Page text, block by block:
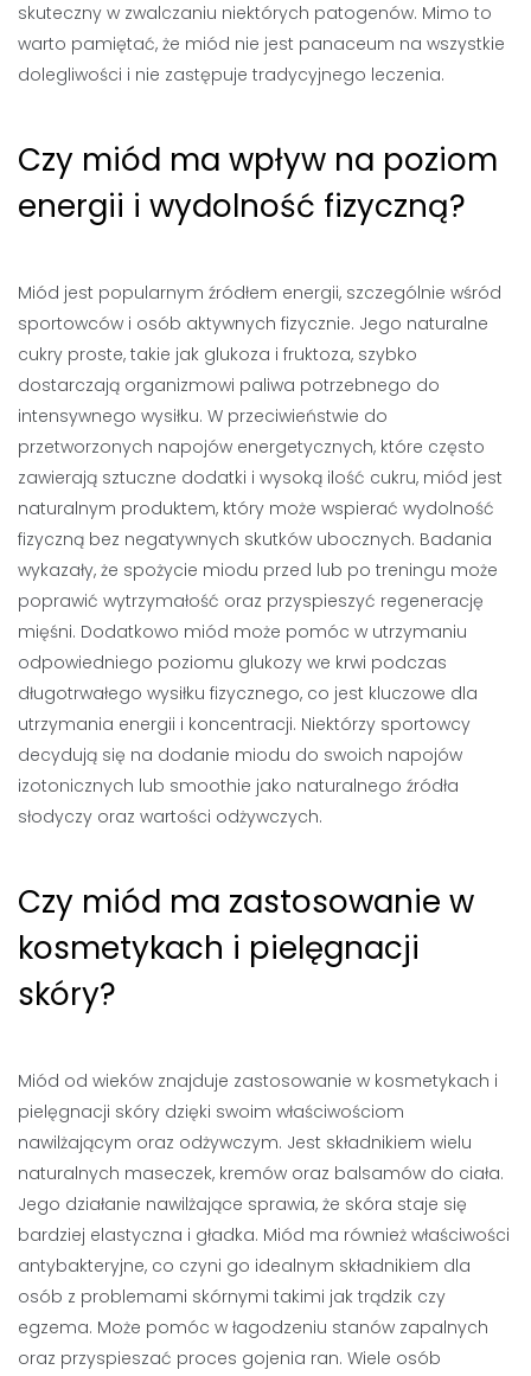
skuteczny w zwalczaniu niektórych patogenów. Mimo to
warto pamiętać, że miód nie jest panaceum na wszystkie
dolegliwości i nie zastępuje tradycyjnego leczenia.
Czy miód ma wpływ na poziom
energii i wydolność fizyczną?
Miód jest popularnym źródłem energii, szczególnie wśród
sportowców i osób aktywnych fizycznie. Jego naturalne
cukry proste, takie jak glukoza i fruktoza, szybko
dostarczają organizmowi paliwa potrzebnego do
intensywnego wysiłku. W przeciwieństwie do
przetworzonych napojów energetycznych, które często
zawierają sztuczne dodatki i wysoką ilość cukru, miód jest
naturalnym produktem, który może wspierać wydolność
fizyczną bez negatywnych skutków ubocznych. Badania
wykazały, że spożycie miodu przed lub po treningu może
poprawić wytrzymałość oraz przyspieszyć regenerację
mięśni. Dodatkowo miód może pomóc w utrzymaniu
odpowiedniego poziomu glukozy we krwi podczas
długotrwałego wysiłku fizycznego, co jest kluczowe dla
utrzymania energii i koncentracji. Niektórzy sportowcy
decydują się na dodanie miodu do swoich napojów
izotonicznych lub smoothie jako naturalnego źródła
słodyczy oraz wartości odżywczych.
Czy miód ma zastosowanie w
kosmetykach i pielęgnacji
skóry?
Miód od wieków znajduje zastosowanie w kosmetykach i
pielęgnacji skóry dzięki swoim właściwościom
nawilżającym oraz odżywczym. Jest składnikiem wielu
naturalnych maseczek, kremów oraz balsamów do ciała.
Jego działanie nawilżające sprawia, że skóra staje się
bardziej elastyczna i gładka. Miód ma również właściwości
antybakteryjne, co czyni go idealnym składnikiem dla
osób z problemami skórnymi takimi jak trądzik czy
egzema. Może pomóc w łagodzeniu stanów zapalnych
oraz przyspieszać proces gojenia ran. Wiele osób